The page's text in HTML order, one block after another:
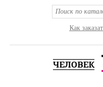
Как